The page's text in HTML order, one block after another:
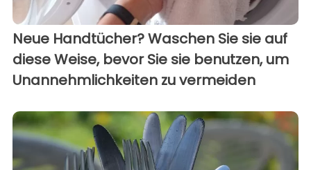
Neue Handtücher? Waschen Sie sie auf
diese Weise, bevor Sie sie benutzen, um
Unannehmlichkeiten zu vermeiden